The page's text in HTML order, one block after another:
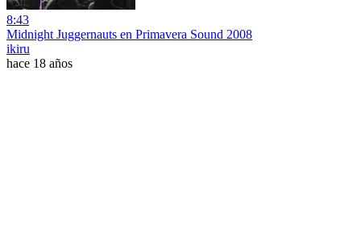
8:43
Midnight Juggernauts en Primavera Sound 2008
ikiru
hace 18 años